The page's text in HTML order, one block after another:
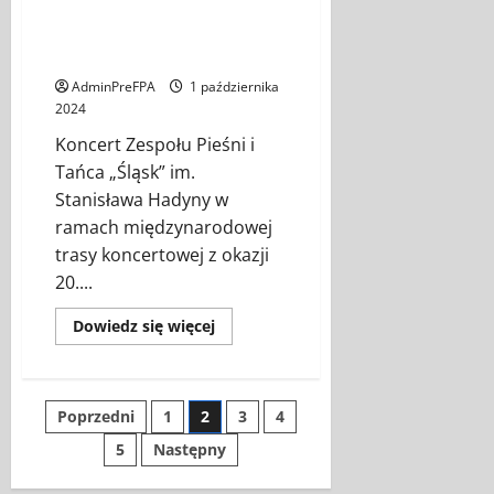
postaw
AdminPreFPA
1 października
2024
Koncert Zespołu Pieśni i
Tańca „Śląsk” im.
Stanisława Hadyny w
ramach międzynarodowej
trasy koncertowej z okazji
20....
Dowiedz się więcejDowiedz
się
Pieśni
Tańca
„Śląsk”
im.
Stronicowanie
wpisów
Poprzedni 1 2 3
4
5
Następny